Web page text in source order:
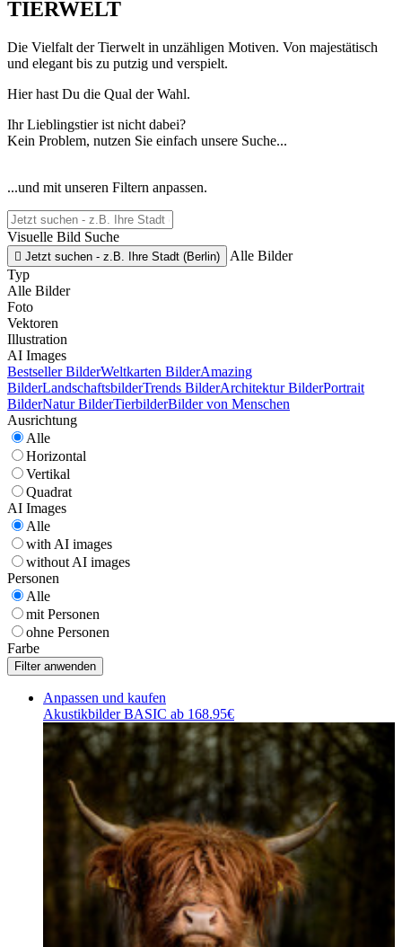
TIERWELT
Die Vielfalt der Tierwelt in unzähligen Motiven. Von majestätisch
und elegant bis zu putzig und verspielt.
Hier hast Du die Qual der Wahl.
Ihr Lieblingstier ist nicht dabei?
Kein Problem, nutzen Sie einfach unsere Suche...
...und mit unseren Filtern anpassen.
Visuelle Bild Suche
 Jetzt suchen - z.B. Ihre Stadt (Berlin)
Alle Bilder
Typ
Alle Bilder
Foto
Vektoren
Illustration
AI Images
Bestseller BilderWeltkarten BilderAmazing
BilderLandschaftsbilderTrends BilderArchitektur BilderPortrait
BilderNatur BilderTierbilderBilder von Menschen
Ausrichtung
Alle
Horizontal
Vertikal
Quadrat
AI Images
Alle
with AI images
without AI images
Personen
Alle
mit Personen
ohne Personen
Farbe
Anpassen und kaufen
Akustikbilder BASIC ab 168.95€